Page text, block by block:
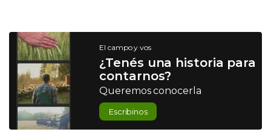
El campo y vos
¿Tenés una historia para
contarnos?
Queremos conocerla
Escribinos